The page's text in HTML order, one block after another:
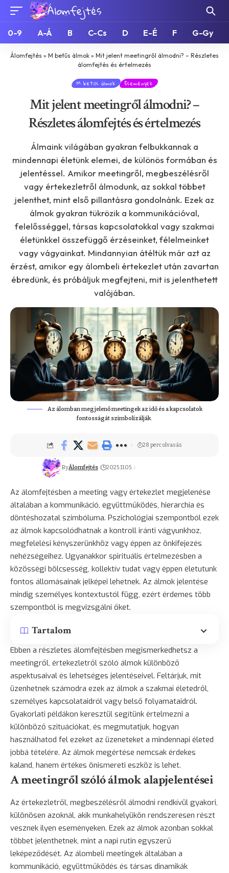
0-9 A-Á B C-Cs D E-É F G-Gy
Álomfejtés » M betűs álmok » Mit jelent meetingről álmodni? – Részletes
álomfejtés és értelmezés
M betűs álmok Események
Mit jelent meetingről álmodni? –
Részletes álomfejtés és értelmezés
Álmaink világában gyakran felbukkannak a
mindennapi életünk elemei, de különös formában és
jelentéssel. Amikor meetingről, megbeszélésről
vagy értekezletről álmodunk, az sokkal többet
jelenthet, mint első pillantásra gondolnánk. Ezek az
álmok gyakran tükrözik a kommunikációval,
felelősséggel, társas kapcsolatokkal vagy szakmai
életünkkel összefüggő érzéseinket, félelmeinket
vagy vágyainkat. Mindannyian átéltük már azt az
érzést, amikor egy álombeli értekezlet után zavartan
ébredünk, és próbáljuk megfejteni, mit is jelenthetett
valójában.
Az álomban megjelenő meetingek az idő és a kapcsolatok
fontosságát szimbolizálják.
ByÁlomfejtés 2025.11.05.
28 perc olvasás
Az álomfejtésben a meeting vagy értekezlet megjelenése
általában a kommunikáció, együttműködés, hierarchia és
döntéshozatal szimbóluma. Pszichológiai szempontból ezek
az álmok kapcsolódhatnak a kontroll iránti vágyunkhoz,
megfelelési kényszerünkhöz vagy éppen az önkifejezés
nehézségeihez. Ugyanakkor spirituális értelmezésben a
közösségi bölcsesség, kollektív tudat vagy éppen életutunk
fontos állomásainak jelképei lehetnek. Az álmok jelentése
mindig személyes kontextustól függ, ezért érdemes több
szempontból is megvizsgálni őket.
Tartalom
Ebben a részletes álomfejtésben megismerkedhetsz a
meetingről, értekezletről szóló álmok különböző
aspektusaival és lehetséges jelentéseivel. Feltárjuk, mit
üzenhetnek számodra ezek az álmok a szakmai életedről,
személyes kapcsolataidról vagy belső folyamataidról.
Gyakorlati példákon keresztül segítünk értelmezni a
különböző szituációkat, és megmutatjuk, hogyan
használhatod fel ezeket az üzeneteket a mindennapi életed
jobbá tételére. Az álmok megértése nemcsak érdekes
kaland, hanem értékes önismereti eszköz is lehet.
A meetingről szóló álmok alapjelentései
Az értekezletről, megbeszélésről álmodni rendkívül gyakori,
különösen azoknál, akik munkahelyükön rendszeresen részt
vesznek ilyen eseményeken. Ezek az álmok azonban sokkal
többet jelenthetnek, mint a napi rutin egyszerű
leképeződését. Az álombeli meetingek általában a
kommunikáció, együttműködés és társas dinamikák